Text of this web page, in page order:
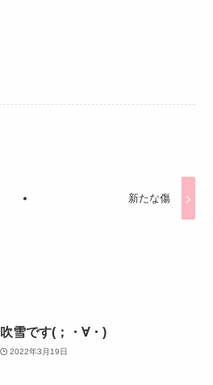
新たな傷
吹雪です(；・∀・)
2022年3月19日